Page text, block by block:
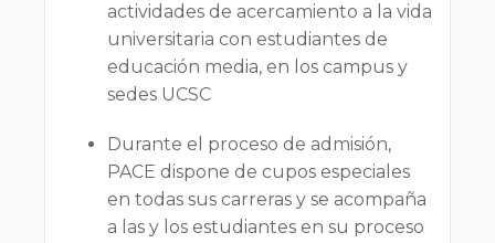
actividades de acercamiento a la vida
universitaria con estudiantes de
educación media, en los campus y
sedes UCSC
Durante el proceso de admisión,
PACE dispone de cupos especiales
en todas sus carreras y se acompaña
a las y los estudiantes en su proceso